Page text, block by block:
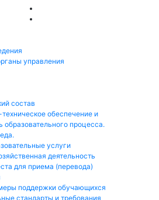
управления
состав
обеспечение и
образовательного процесса.
услуги
деятельность
для приема (перевода)
поддержки обучающихся
стандарты и требования